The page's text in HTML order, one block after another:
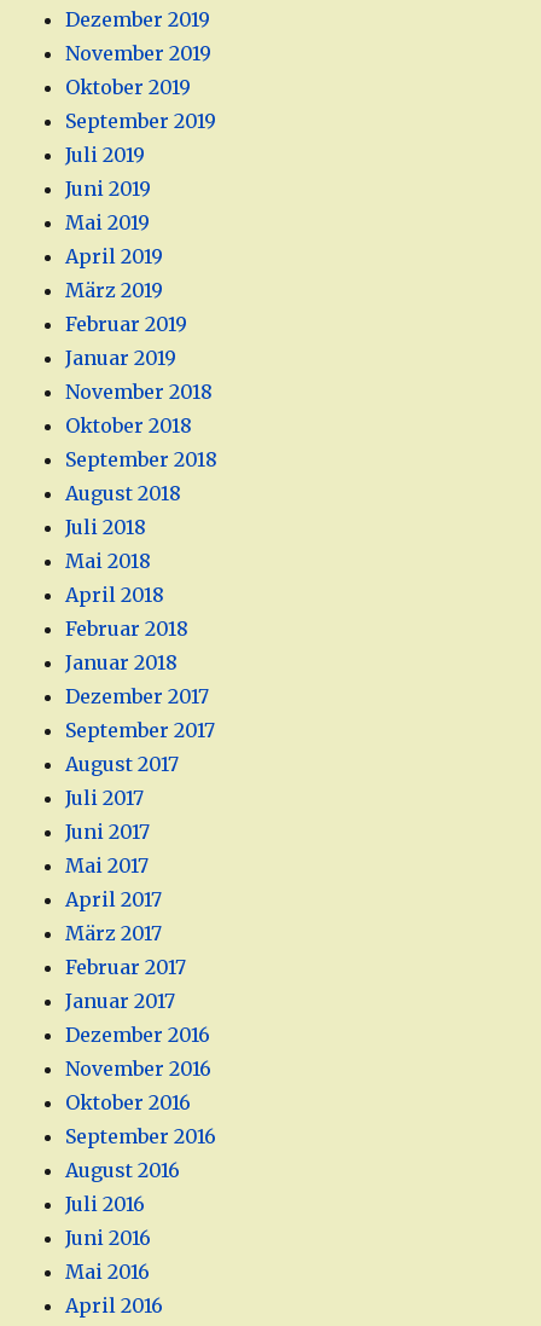
Dezember 2019
November 2019
Oktober 2019
September 2019
Juli 2019
Juni 2019
Mai 2019
April 2019
März 2019
Februar 2019
Januar 2019
November 2018
Oktober 2018
September 2018
August 2018
Juli 2018
Mai 2018
April 2018
Februar 2018
Januar 2018
Dezember 2017
September 2017
August 2017
Juli 2017
Juni 2017
Mai 2017
April 2017
März 2017
Februar 2017
Januar 2017
Dezember 2016
November 2016
Oktober 2016
September 2016
August 2016
Juli 2016
Juni 2016
Mai 2016
April 2016